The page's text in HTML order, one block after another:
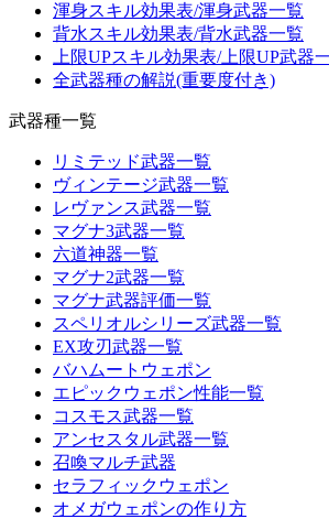
渾身スキル効果表/渾身武器一覧
背水スキル効果表/背水武器一覧
上限UPスキル効果表/上限UP武器
全武器種の解説(重要度付き)
武器種一覧
リミテッド武器一覧
ヴィンテージ武器一覧
レヴァンス武器一覧
マグナ3武器一覧
六道神器一覧
マグナ2武器一覧
マグナ武器評価一覧
スペリオルシリーズ武器一覧
EX攻刃武器一覧
バハムートウェポン
エピックウェポン性能一覧
コスモス武器一覧
アンセスタル武器一覧
召喚マルチ武器
セラフィックウェポン
オメガウェポンの作り方